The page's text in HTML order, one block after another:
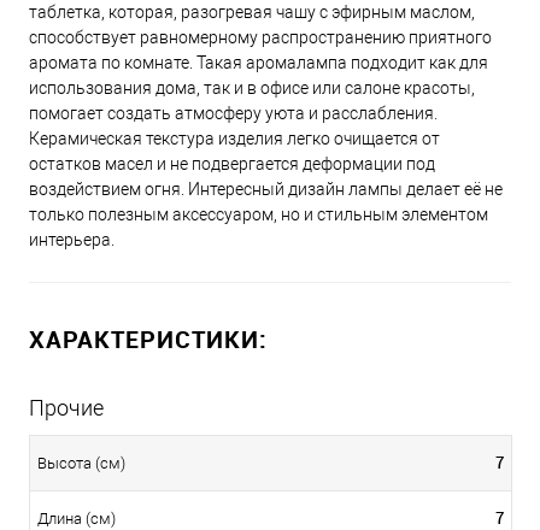
таблетка, которая, разогревая чашу с эфирным маслом,
способствует равномерному распространению приятного
аромата по комнате. Такая аромалампа подходит как для
использования дома, так и в офисе или салоне красоты,
помогает создать атмосферу уюта и расслабления.
Керамическая текстура изделия легко очищается от
остатков масел и не подвергается деформации под
воздействием огня. Интересный дизайн лампы делает её не
только полезным аксессуаром, но и стильным элементом
интерьера.
ХАРАКТЕРИСТИКИ:
Прочие
Высота (см) 7
Длина (см) 7